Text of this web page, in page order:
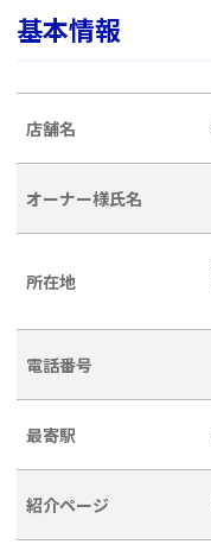
基本情報
店舗名
オーナー様氏名
所在地
電話番号
最寄駅
紹介ページ